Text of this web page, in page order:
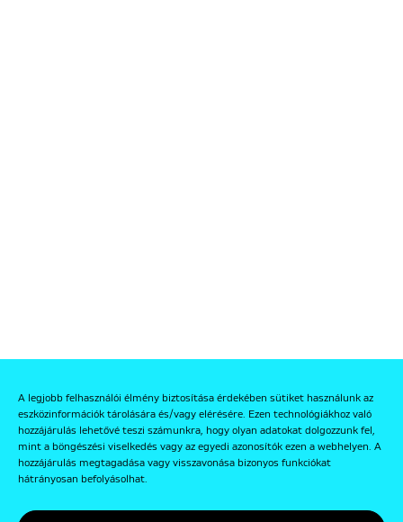
A legjobb felhasználói élmény biztosítása érdekében sütiket használunk az
eszközinformációk tárolására és/vagy elérésére. Ezen technológiákhoz való
hozzájárulás lehetővé teszi számunkra, hogy olyan adatokat dolgozzunk fel,
mint a böngészési viselkedés vagy az egyedi azonosítók ezen a webhelyen. A
hozzájárulás megtagadása vagy visszavonása bizonyos funkciókat
hátrányosan befolyásolhat.